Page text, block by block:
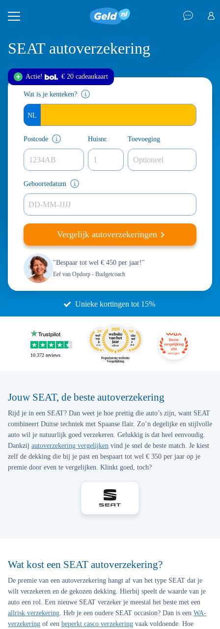
SEAT autoverzekering
Actie! € 20 cadeaukaart
Wat is je kenteken?
Postcode Huisnr. Toevoeging
Geboortedatum
DD-MM-JJJJ
Vergelijk autoverzekeringen
"Bespaar tot wel € 450 per jaar!"
Eef van Opdorp - Budgetcoach
Unieke kortingen tot 15%
10.372 reviews
Jouw SEAT, de beste autoverzekering
Rijd je in een SEAT? Dan weet je hoe prettig die auto’s zijn, want SEAT
combineert Duitse techniek met Spaanse flair. Zo’n degelijke en stijlvolle
auto wil je natuurlijk goed verzekeren. Gelukkig is dat heel eenvoudig.
Dankzij autoverzekering vergelijken vind je snel de beste match. Je kiest
zelf de dekking die bij je past en bespaart tot wel € 350 per jaar op je
premie door even te vergelijken. Klinkt goed, toch?
Wat kost een SEAT autoverzekering?
De premie van een autoverzekering hangt af van het type SEAT dat je
wilt verzekeren en de gekozen dekking. Hierbij speelt de waarde van je
auto een rol. Een nieuwe SEAT verzeker je meestal het beste met een
allrisk verzekering. Heb je een oudere SEAT occasion? Dan is een WA-
verzekering of een beperkt casco verzekering vaak voldoende. Hoe